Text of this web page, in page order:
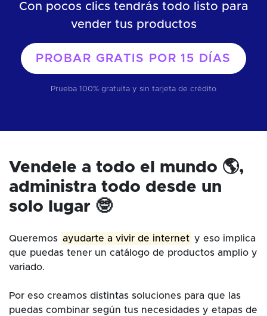
Con pocos clics tendrás todo listo para
vender tus productos
PROBAR GRATIS POR15 DÍAS
Prueba 100% gratuita y sin tarjeta de crédito
Vendele a todo el mundo 🌎,
administra todo desde un
solo lugar 🤓
Queremos ayudarte a vivir de internet y eso implica
que puedas tener un catálogo de productos amplio y
variado.
Por eso creamos distintas soluciones para que las
puedas combinar según tus necesidades y etapas de